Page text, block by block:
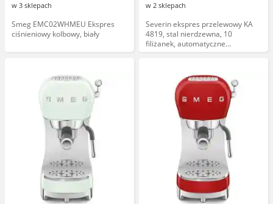
w 3 sklepach
Smeg EMC02WHMEU Ekspres
ciśnieniowy kolbowy, biały
w 2 sklepach
Severin ekspres przelewowy KA
4819, stal nierdzewna, 10
filiżanek, automatyczne
wyłączanie, filtr wielokrotnego